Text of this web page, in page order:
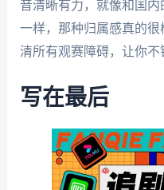
音清晰有力，就像和国
一样，那种归属感真的很
清所有观赛障碍，让你不
写在最后